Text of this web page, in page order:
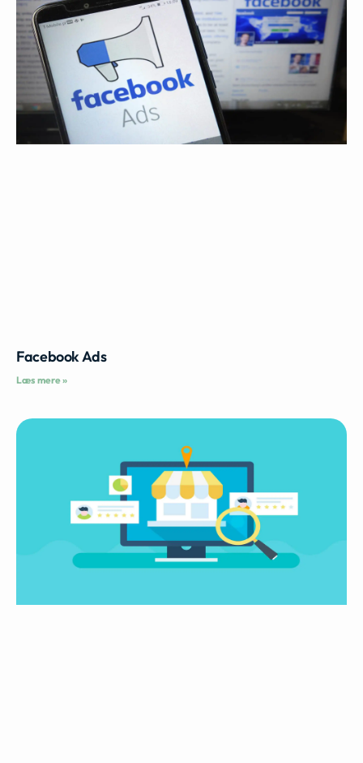
Facebook Ads
Læs mere »